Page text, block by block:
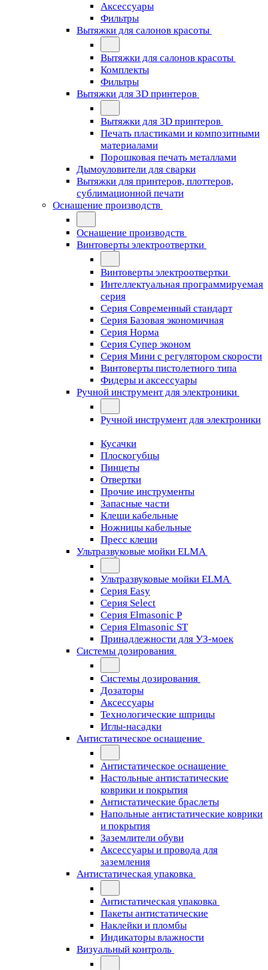
Аксессуары
Фильтры
Вытяжки для салонов красоты
Вытяжки для салонов красоты
Комплекты
Фильтры
Вытяжки для 3D принтеров
Вытяжки для 3D принтеров
Печать пластиками и композитными
материалами
Порошковая печать металлами
Дымоуловители для сварки
Вытяжки для принтеров, плоттеров,
сублимационной печати
Оснащение производств
Оснащение производств
Винтоверты электроотвертки
Винтоверты электроотвертки
Интеллектуальная программируемая
серия
Серия Современный стандарт
Серия Базовая экономичная
Серия Норма
Серия Cупер эконом
Серия Мини с регулятором скорости
Винтоверты пистолетного типа
Фидеры и аксессуары
Ручной инструмент для электроники
Ручной инструмент для электроники
Кусачки
Плоскогубцы
Пинцеты
Отвертки
Прочие инструменты
Запасные части
Клещи кабельные
Ножницы кабельные
Пресс клещи
Ультразвуковые мойки ELMA
Ультразвуковые мойки ELMA
Серия Easy
Серия Select
Серия Elmasonic P
Серия Elmasonic ST
Принадлежности для УЗ-моек
Системы дозирования
Системы дозирования
Дозаторы
Аксессуары
Технологические шприцы
Иглы-насадки
Антистатическое оснащение
Антистатическое оснащение
Настольные антистатические
коврики и покрытия
Антистатические браслеты
Напольные антистатические коврики
и покрытия
Заземлители обуви
Аксессуары и провода для
заземления
Антистатическая упаковка
Антистатическая упаковка
Пакеты антистатические
Наклейки и пломбы
Индикаторы влажности
Визуальный контроль